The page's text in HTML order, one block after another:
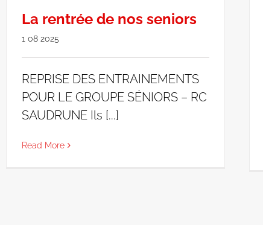
La rentrée de nos seniors
1 08 2025
REPRISE DES ENTRAINEMENTS
POUR LE GROUPE SÉNIORS – RC
SAUDRUNE Ils [...]
Read More